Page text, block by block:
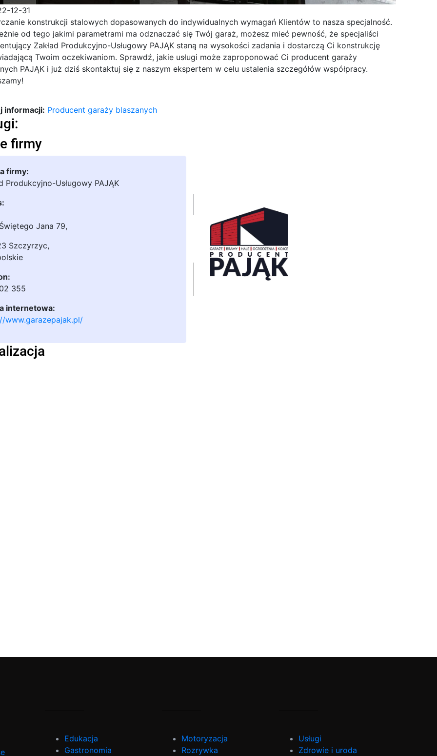
12-31
konstrukcji stalowych dopasowanych do indywidualnych wymagań Klientów to nasza specjalność.
od tego jakimi parametrami ma odznaczać się Twój garaż, możesz mieć pewność, że specjaliści
Zakład Produkcyjno-Usługowy PAJĄK staną na wysokości zadania i dostarczą Ci konstrukcję
Twoim oczekiwaniom. Sprawdź, jakie usługi może zaproponować Ci producent garaży
PAJĄK i już dziś skontaktuj się z naszym ekspertem w celu ustalenia szczegółów współpracy.
informacji: Producent garaży blaszanych
firmy
firmy:
Produkcyjno-Usługowy PAJĄK
Jana 79,
Szczyrzyc,
355
internetowa:
www.garazepajak.pl/
Edukacja
Gastronomia
Motoryzacja
Rozrywka
Usługi
Zdrowie i uroda